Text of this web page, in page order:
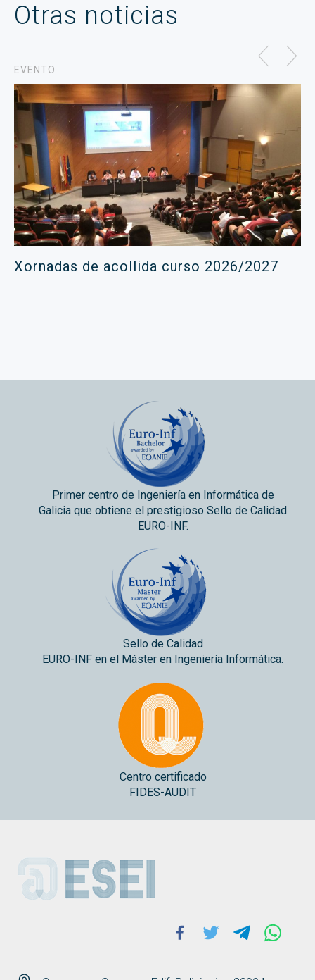
Otras noticias
EVENTO
Xornadas de acollida curso 2026/2027
Primer centro de Ingeniería en Informática de
Galicia que obtiene el prestigioso Sello de Calidad
EURO-INF.
Sello de Calidad
EURO-INF en el Máster en Ingeniería Informática.
Centro certificado
FIDES-AUDIT
ESEI
Facebook
Twitter Telegram